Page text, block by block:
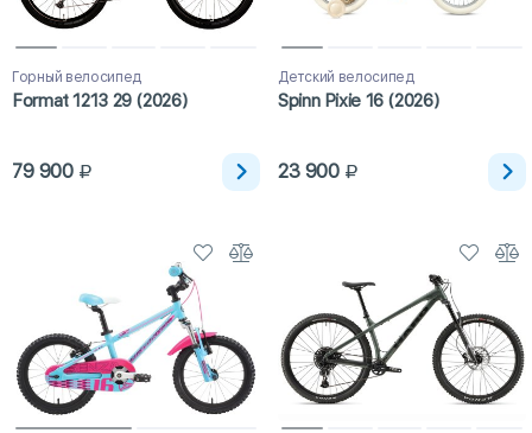
Горный велосипед
Format 1213 29 (2026)
79 900
Детский велосипед
Spinn Pixie 16 (2026)
23 900